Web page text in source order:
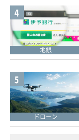
4
地銀
5
ドローン